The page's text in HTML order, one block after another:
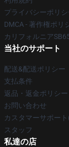
プライバシーポリシ
DMCA - 著作権ポリ
カリフォルニア
当社のサポート
配送&配送ポリシー
支払条件
返品・返金ポリシー
お問い合わせ
カスタマーサポート
スタッフ
私達の店